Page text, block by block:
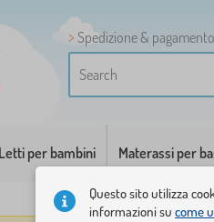
Spedizione & pagamento
Letti per bambini Materassi per
Questo sito utilizza
informazioni su come